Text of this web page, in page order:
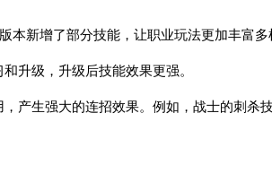
本新增了部分技能，让职业玩法更加丰富多
升级，升级后技能效果更强。
产生强大的连招效果。例如，战士的刺杀